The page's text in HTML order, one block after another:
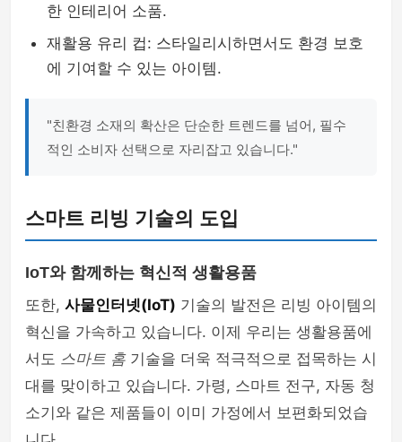
한 인테리어 소품.
재활용 유리 컵: 스타일리시하면서도 환경 보호
에 기여할 수 있는 아이템.
"친환경 소재의 확산은 단순한 트렌드를 넘어, 필수
적인 소비자 선택으로 자리잡고 있습니다."
스마트 리빙 기술의 도입
IoT와 함께하는 혁신적 생활용품
또한, 사물인터넷(IoT) 기술의 발전은 리빙 아이템의
혁신을 가속하고 있습니다. 이제 우리는 생활용품에
서도 스마트 홈기술을 더욱 적극적으로 접목하는 시
대를 맞이하고 있습니다. 가령, 스마트 전구, 자동 청
소기와 같은 제품들이 이미 가정에서 보편화되었습